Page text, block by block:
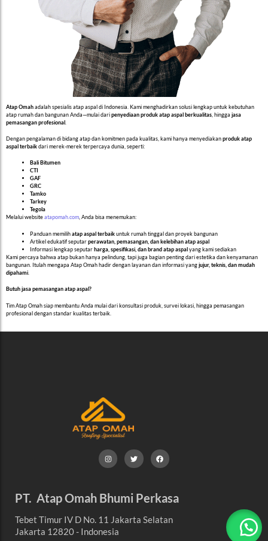
Atap Omahadalah spesialis atap aspal di Indonesia. Kami menghadirkan solusi lengkap untuk kebutuhan
atap rumah dan bangunan Anda—mulai daripenyediaan produk atap aspal berkualitas , hingga jasa
pemasangan profesional
Dengan pengalaman di bidang atap dan komitmen pada kualitas, kami hanya menyediakanproduk atap
aspal terbaikdari merek-merek terpercaya dunia, seperti:
Bali Bitumen
CTI
GAF
GRC
Tamko
Tarkey
Tegola
Melalui websiteatapomah.com, Anda bisa menemukan:
Panduan memilihatap aspal terbaikuntuk rumah tinggal dan proyek bangunan
Artikel edukatif seputarperawatan, pemasangan, dan kelebihan atap aspal
Informasi lengkap seputarharga, spesifikasi, dan brand atap aspalyang kami sediakan
Kami percaya bahwa atap bukan hanya pelindung, tapi juga bagian penting dari estetika dan kenyamanan
bangunan. Itulah mengapa Atap Omah hadir dengan layanan dan informasi yangjujur, teknis, dan mudah
dipahami
Butuh jasa pemasangan atap aspal?
Tim Atap Omah siap membantu Anda mulai dari konsultasi produk, survei lokasi, hingga pemasangan
profesional dengan standar kualitas terbaik.
PT. Atap Omah Bhumi Perkasa
Tebet Timur IV D No. 11 Jakarta Selatan
Jakarta 12820 - Indonesia